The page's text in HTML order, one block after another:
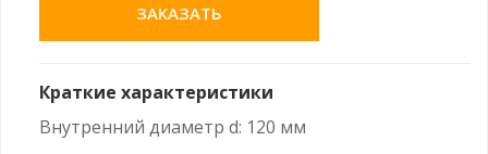
ЗАКАЗАТЬ
Краткие характеристики
Внутренний диаметр d: 120 мм